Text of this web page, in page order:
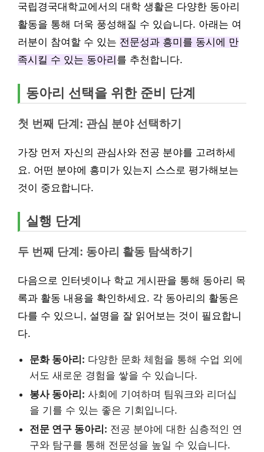
국립경국대학교에서의 대학 생활은 다양한 동아리
활동을 통해 더욱 풍성해질 수 있습니다. 아래는 여
러분이 참여할 수 있는 전문성과 흥미를 동시에 만
족시킬 수 있는 동아리 를 추천합니다.
동아리 선택을 위한 준비 단계
첫 번째 단계: 관심 분야 선택하기
가장 먼저 자신의 관심사와 전공 분야를 고려하세
요. 어떤 분야에 흥미가 있는지 스스로 평가해보는
것이 중요합니다.
실행 단계
두 번째 단계: 동아리 활동 탐색하기
다음으로 인터넷이나 학교 게시판을 통해 동아리 목
록과 활동 내용을 확인하세요. 각 동아리의 활동은
다를 수 있으니, 설명을 잘 읽어보는 것이 필요합니
다.
문화 동아리: 다양한 문화 체험을 통해 수업 외에
서도 새로운 경험을 쌓을 수 있습니다.
봉사 동아리: 사회에 기여하며 팀워크와 리더십
을 기를 수 있는 좋은 기회입니다.
전문 연구 동아리: 전공 분야에 대한 심층적인 연
구와 탐구를 통해 전문성을 높일 수 있습니다.